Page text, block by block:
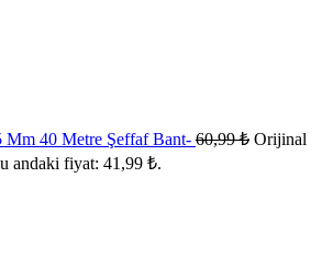
40 Metre Şeffaf Bant- 60,99₺ Orijinal
andaki fiyat: 41,99 ₺.